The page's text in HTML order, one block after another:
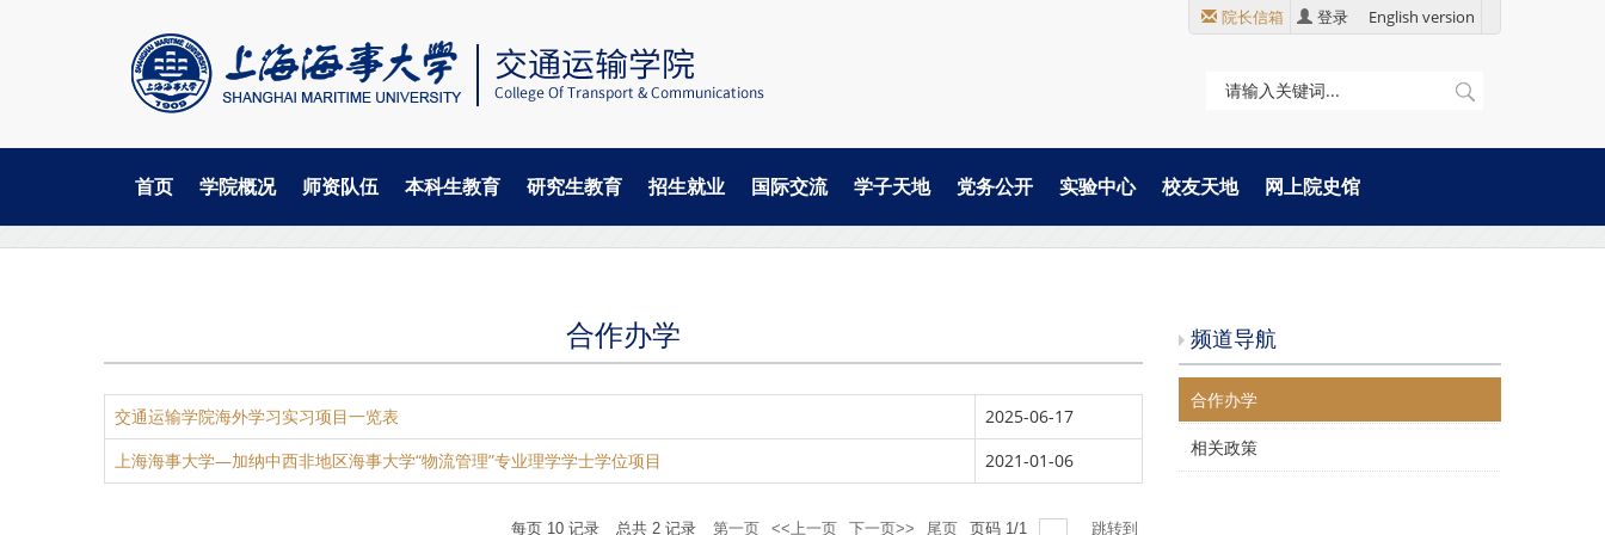
转
到
院长信箱 登录 English version
首页 学院概况 师资队伍 本科生教育 研究生教育 招生就业 国际交流 学子天地 党务公开 实验中心 校友天地 网上院史馆
当
前
合作办学
交通运输学院海外学习实习项目一览表
2025-06-17
上海海事大学—加纳中西非地区海事大学“物流管理”专业理学学士学位项目
2021-01-06
每页 10 记录 总共 2 记录 第一页 <<上一页 下一页>> 尾页 页码 1/1 跳转到
频道导航
合作办学
相关政策